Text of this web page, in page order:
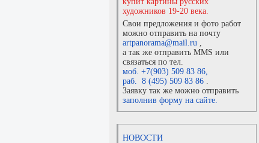
художников 19-20 века.
Свои предложения и фото работ
можно отправить на почту
artpanorama@mail.ru ,
а так же отправить MMS или
связаться по тел.
моб. +7(903) 509 83 86,
раб. 8 (495) 509 83 86 .
Заявку так же можно отправить
заполнив форму на сайте.
НОВОСТИ